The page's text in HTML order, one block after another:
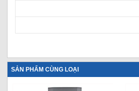
SẢN PHẨM CÙNG LOẠI